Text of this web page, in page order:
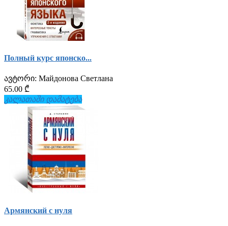
Полный курс японско...
ავტორი: Майдонова Светлана
65.00 ₾
კალათაში დამატება
Армянский с нуля